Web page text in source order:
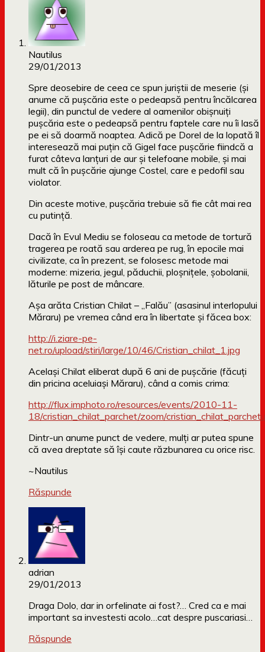
Nautilus
29/01/2013
Spre deosebire de ceea ce spun juriştii de meserie (şi
anume că puşcăria este o pedeapsă pentru încălcarea
legii), din punctul de vedere al oamenilor obişnuiţi
puşcăria este o pedeapsă pentru faptele care nu îi lasă
pe ei să doarmă noaptea. Adică pe Dorel de la lopată îl
interesează mai puţin că Gigel face puşcărie fiindcă a
furat câteva lanţuri de aur şi telefoane mobile, şi mai
mult că în puşcărie ajunge Costel, care e pedofil sau
violator.
Din aceste motive, puşcăria trebuie să fie cât mai rea
cu putinţă.
Dacă în Evul Mediu se foloseau ca metode de tortură
tragerea pe roată sau arderea pe rug, în epocile mai
civilizate, ca în prezent, se folosesc metode mai
moderne: mizeria, jegul, păduchii, ploşniţele, şobolanii,
lăturile pe post de mâncare.
Aşa arăta Cristian Chilat – „Falău” (asasinul interlopului
Măraru) pe vremea când era în libertate şi făcea box:
http://i.ziare-pe-
net.ro/upload/stiri/large/10/46/Cristian_chilat_1.jpg
Acelaşi Chilat eliberat după 6 ani de puşcărie (făcuţi
din pricina aceluiaşi Măraru), când a comis crima:
http://flux.imphoto.ro/resources/events/2010-11-
18/cristian_chilat_parchet/zoom/
Dintr-un anume punct de vedere, mulţi ar putea spune
că avea dreptate să îşi caute răzbunarea cu orice risc.
~Nautilus
Răspunde
adrian
29/01/2013
Draga Dolo, dar in orfelinate ai fost?… Cred ca e mai
important sa investesti acolo…cat despre puscariasi…
Răspunde